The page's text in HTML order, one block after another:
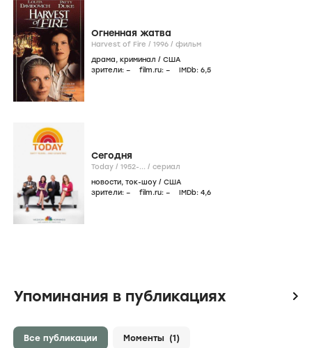
Огненная жатва
Harvest of Fire / 1996 / фильм
драма, криминал / США
зрители: – film.ru: – IMDb: 6,5
Сегодня
Today / 1952-... / сериал
новости, ток-шоу / США
зрители: – film.ru: – IMDb: 4,6
Упоминания в публикациях icon
Все публикации Моменты (1)